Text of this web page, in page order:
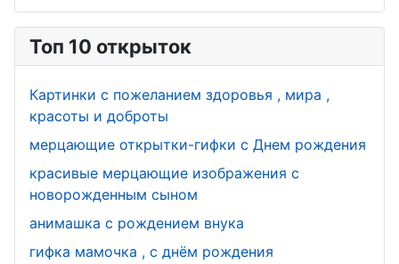
работника
День
юриста
День
информатик
и
День
щиков
Топ 10 открыток
Картинки с пожеланием здоровья , мира ,
красоты и доброты
мерцающие открытки-гифки с Днем рождения
красивые мерцающие изображения с
новорожденным сыном
анимашка с рождением внука
гифка мамочка , с днём рождения